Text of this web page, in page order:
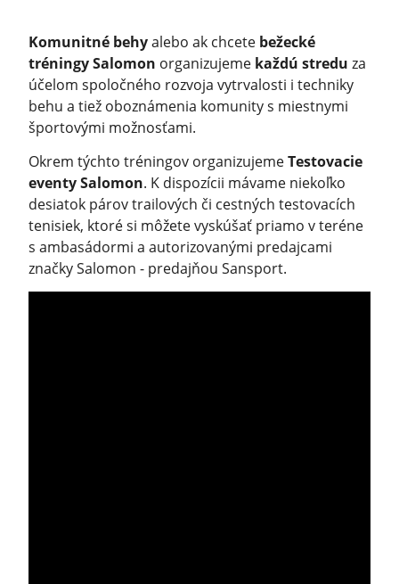
Komunitné behyalebo ak chcete bežecké
tréningy Salomon organizujeme každú stredu za
účelom spoločného rozvoja vytrvalosti i techniky
behu a tiež oboznámenia komunity s miestnymi
športovými možnosťami.
Okrem týchto tréningov organizujemeTestovacie
eventy Salomon. K dispozícii mávame niekoľko
desiatok párov trailových či cestných testovacích
tenisiek, ktoré si môžete vyskúšať priamo v teréne
s ambasádormi a autorizovanými predajcami
značky Salomon - predajňou Sansport.